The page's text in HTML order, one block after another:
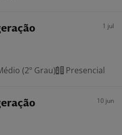
1 jul
(2º Grau) Presencial
10 jun